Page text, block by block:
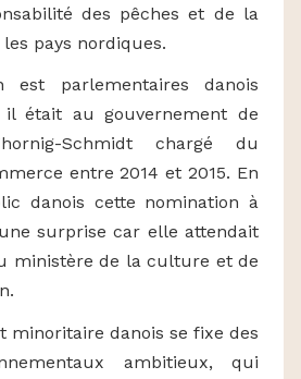
des pêches et de la
pays nordiques.
est parlementaires danois
était au gouvernement de
Schmidt chargé du
entre 2014 et 2015. En
danois cette nomination à
surprise car elle attendait
ministère de la culture et de
minoritaire danois se fixe des
ambitieux, qui